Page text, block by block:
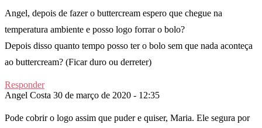
Angel, depois de fazer o buttercream espero que chegue na
temperatura ambiente e posso logo forrar o bolo?
Depois disso quanto tempo posso ter o bolo sem que nada aconteça
ao buttercream? (Ficar duro ou derreter)
Responder
Angel Costa 30 de março de 2020 - 12:35
Pode cobrir o logo assim que puder e quiser, Maria. Ele segura por